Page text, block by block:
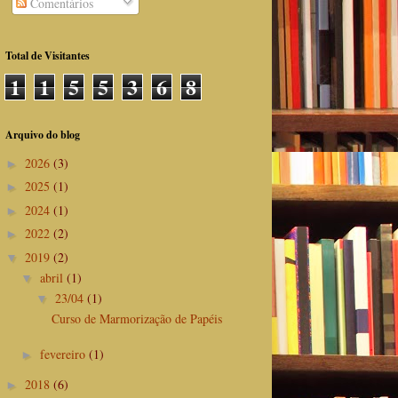
Total de Visitantes
1 1 5 5 3 6 8
Arquivo do blog
► 2026 (3)
► 2025 (1)
► 2024 (1)
► 2022 (2)
▼ 2019 (2)
▼ abril (1)
▼ 23/04 (1)
Curso de Marmorização de Papéis
► fevereiro (1)
► 2018 (6)